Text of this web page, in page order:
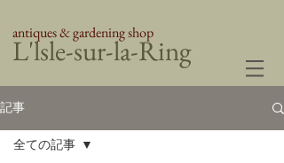
​L'lsle-sur-la-Ring
antiques & gardening shop
記事
全ての記事